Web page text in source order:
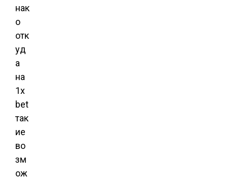
нак
о
отк
уд
а
на
1x
bet
так
ие
во
зм
ож